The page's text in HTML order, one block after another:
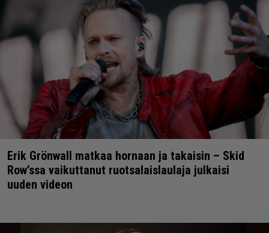
Erik Grönwall matkaa hornaan ja takaisin – Skid
Row’ssa vaikuttanut ruotsalaislaulaja julkaisi
uuden videon